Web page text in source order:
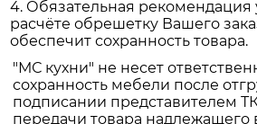
4. Обязательная рекомендация
расчёте обрешетку Вашего
обеспечит сохранность товара.
"МС кухни" не несет
сохранность мебели после
подписании представителем
передачи товара надлежащего